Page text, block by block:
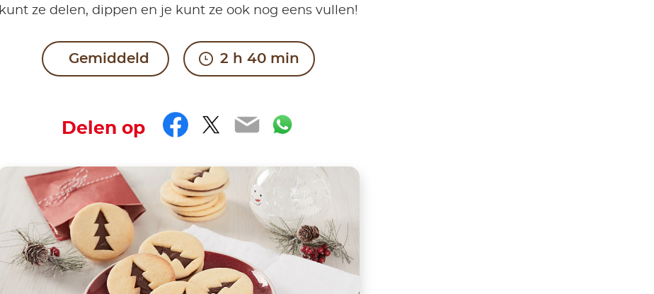
kunt ze delen, dippen en je kunt ze ook nog eens vullen!
Gemiddeld 2 h 40 min
Delen op Facebook
Twitter
EmailWhatsApp